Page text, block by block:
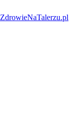
ZdrowieNaTalerzu.pl